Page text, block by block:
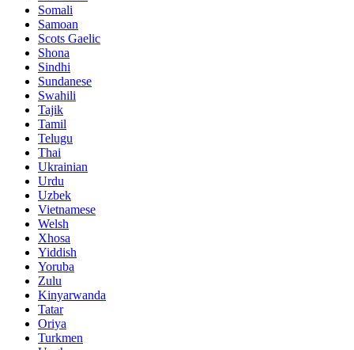
Somali
Samoan
Scots Gaelic
Shona
Sindhi
Sundanese
Swahili
Tajik
Tamil
Telugu
Thai
Ukrainian
Urdu
Uzbek
Vietnamese
Welsh
Xhosa
Yiddish
Yoruba
Zulu
Kinyarwanda
Tatar
Oriya
Turkmen